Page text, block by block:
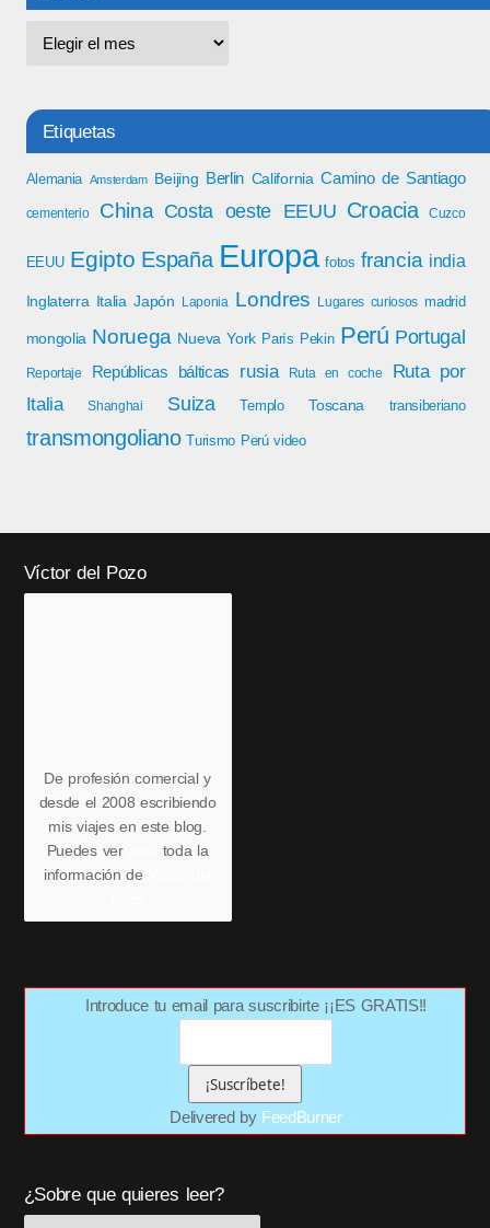
Etiquetas
Alemania Amsterdam Beijing Berlin California Camino de Santiago
cementerio China Costa oeste EEUU Croacia Cuzco
EEUU Egipto España Europa fotos francia india
Inglaterra Italia Japón Laponia Londres Lugares curiosos madrid
mongolia Noruega Nueva York París Pekin Perú Portugal
Reportaje Repúblicas bálticas rusia Ruta en coche
Ruta por
Italia
Shanghai Suiza Templo Toscana transiberiano
transmongoliano Turismo Perú video
Víctor del Pozo
De profesión comercial y
desde el 2008 escribiendo
mis viajes en este blog.
Puedes ver
toda la
información de
Introduce tu email para suscribirte ¡¡ES GRATIS!!
Delivered by FeedBurner
¿Sobre que quieres leer?